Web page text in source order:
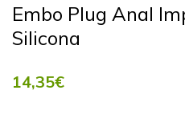
Embo Plug Anal
Silicona
14,35€